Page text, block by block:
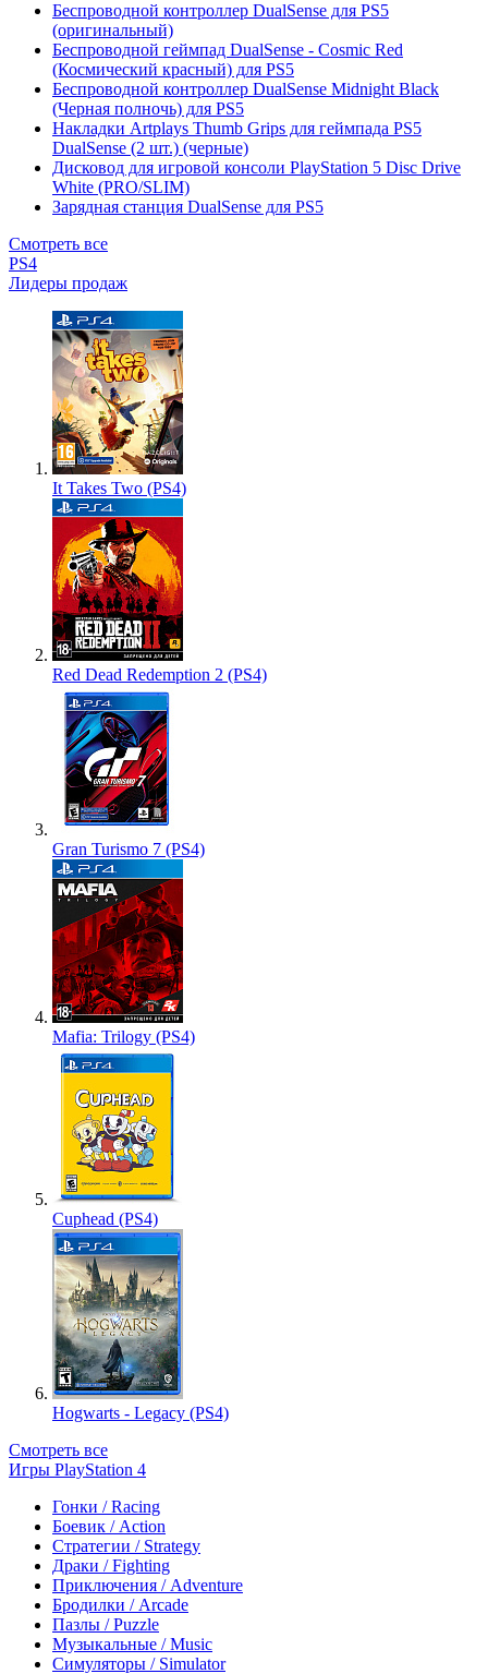
Беспроводной контроллер DualSense для PS5
(оригинальный)
Беспроводной геймпад DualSense - Cosmic Red
(Космический красный) для PS5
Беспроводной контроллер DualSense Midnight Black
(Черная полночь) для PS5
Накладки Artplays Thumb Grips для геймпада PS5
DualSense (2 шт.) (черные)
Дисковод для игровой консоли PlayStation 5 Disc Drive
White (PRO/SLIM)
Зарядная станция DualSense для PS5
Смотреть все
PS4
Лидеры продаж
It Takes Two (PS4)
Red Dead Redemption 2 (PS4)
Gran Turismo 7 (PS4)
Mafia: Trilogy (PS4)
Cuphead (PS4)
Hogwarts - Legacy (PS4)
Смотреть все
Игры PlayStation 4
Гонки / Racing
Боевик / Action
Стратегии / Strategy
Драки / Fighting
Приключения / Adventure
Бродилки / Arcade
Пазлы / Puzzle
Музыкальные / Music
Симуляторы / Simulator